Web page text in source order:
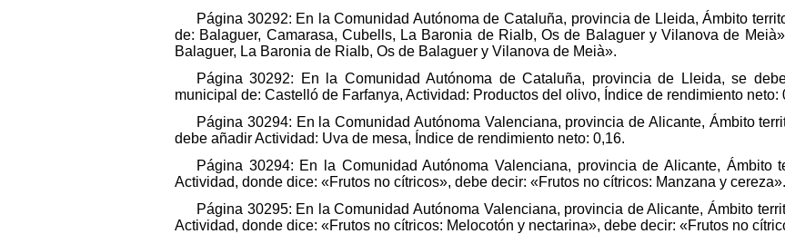
Página 30292: En la Comunidad Autónoma de Cataluña, provincia de Lleida, Ámbito
de: Balaguer, Camarasa, Cubells, La Baronia de Rialb, Os de Balaguer y Vilanova de
Balaguer, La Baronia de Rialb, Os de Balaguer y Vilanova de Meià».
Página 30292: En la Comunidad Autónoma de Cataluña, provincia de Lleida, se
municipal de: Castelló de Farfanya, Actividad: Productos del olivo, Índice de rendimiento neto:
Página 30294: En la Comunidad Autónoma Valenciana, provincia de Alicante, Ámbito
debe añadir Actividad: Uva de mesa, Índice de rendimiento neto: 0,16.
Página 30294: En la Comunidad Autónoma Valenciana, provincia de Alicante, Ámbito
Actividad, donde dice: «Frutos no cítricos», debe decir: «Frutos no cítricos: Manzana y cereza».
Página 30295: En la Comunidad Autónoma Valenciana, provincia de Alicante, Ámbito
Actividad, donde dice: «Frutos no cítricos: Melocotón y nectarina», debe decir: «Frutos no